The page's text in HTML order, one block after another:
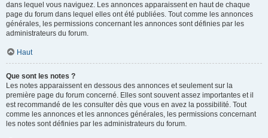
dans lequel vous naviguez. Les annonces apparaissent en haut de chaque
page du forum dans lequel elles ont été publiées. Tout comme les annonces
générales, les permissions concernant les annonces sont définies par les
administrateurs du forum.
Haut
Que sont les notes ?
Les notes apparaissent en dessous des annonces et seulement sur la
première page du forum concerné. Elles sont souvent assez importantes et il
est recommandé de les consulter dès que vous en avez la possibilité. Tout
comme les annonces et les annonces générales, les permissions concernant
les notes sont définies par les administrateurs du forum.